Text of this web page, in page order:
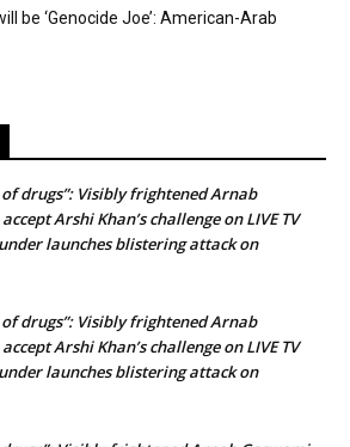
be ‘Genocide Joe’: American-Arab
of drugs”: Visibly frightened Arnab
Arshi Khan’s challenge on LIVE TV
launches blistering attack on
of drugs”: Visibly frightened Arnab
Arshi Khan’s challenge on LIVE TV
launches blistering attack on